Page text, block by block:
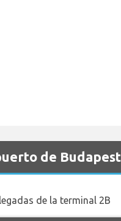
de
de la terminal 2B